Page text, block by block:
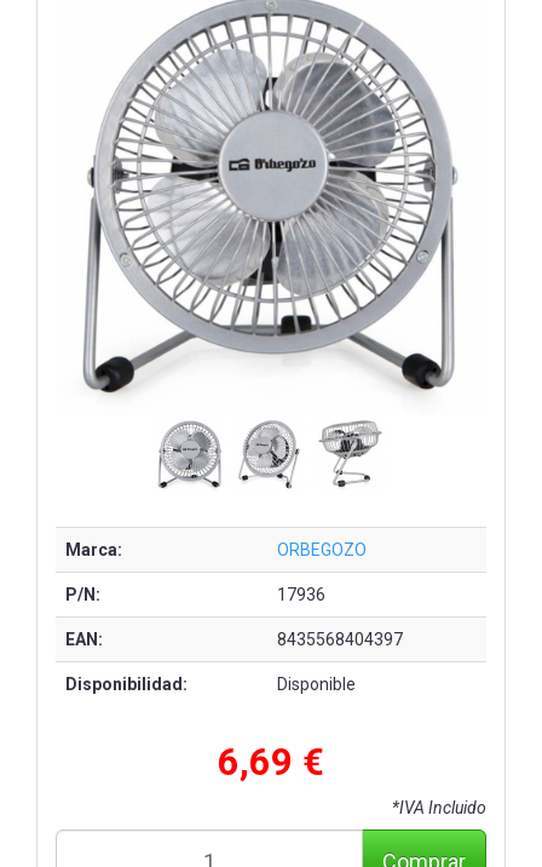
Marca: ORBEGOZO
P/N: 17936
EAN: 8435568404397
Disponibilidad: Disponible
6,69 €
*IVA Incluido
Comprar